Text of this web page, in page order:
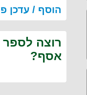
הוסף / עדכן
רוצה לספר
אסף?